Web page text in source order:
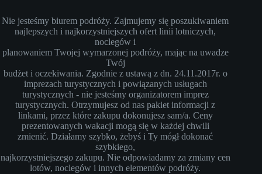
Nie jesteśmy biurem podróży. Zajmujemy się poszukiwaniem
najlepszych i najkorzystniejszych ofert linii lotniczych,
noclegów i
planowaniem Twojej wymarzonej podróży, mając na uwadze
Twój
budżet i oczekiwania. Zgodnie z ustawą z dn. 24.11.2017r. o
imprezach turystycznych i powiązanych usługach
turystycznych - nie jesteśmy organizatorem imprez
turystycznych. Otrzymujesz od nas pakiet informacji z
linkami, przez które zakupu dokonujesz sam/a. Ceny
prezentowanych wakacji mogą się w każdej chwili
zmienić. Działamy szybko, żebyś i Ty mógł dokonać
szybkiego,
najkorzystniejszego zakupu. Nie odpowiadamy za zmiany cen
lotów, noclegów i innych elementów podróży.